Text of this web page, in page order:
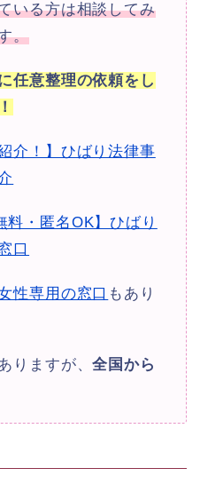
いる方は相談してみ
。
任意整理の依頼をし
介！】ひばり法律事
料・匿名OK】ひばり
口
性専用の窓口 もあり
りますが、全国から